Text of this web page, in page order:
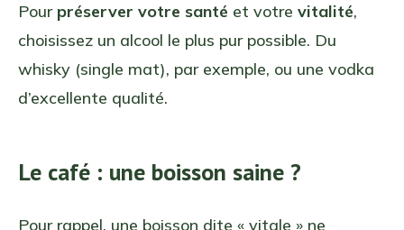
Pour préserver votre santé et votre vitalité,
choisissez un alcool le plus pur possible. Du
whisky (single mat), par exemple, ou une vodka
d’excellente qualité.
Le café : une boisson saine ?
Pour rappel, une boisson dite « vitale » ne